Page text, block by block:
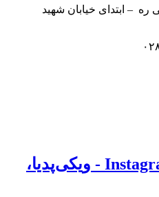
ره – ابتدای خیابان شهید